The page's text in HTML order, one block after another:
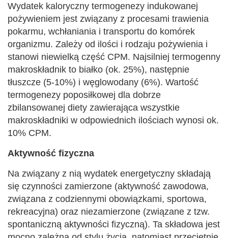
Wydatek kaloryczny termogenezy indukowanej
pożywieniem jest związany z procesami trawienia
pokarmu, wchłaniania i transportu do komórek
organizmu. Zależy od ilości i rodzaju pożywienia i
stanowi niewielką część CPM. Najsilniej termogenny
makroskładnik to białko (ok. 25%), następnie
tłuszcze (5-10%) i węglowodany (6%). Wartość
termogenezy poposiłkowej dla dobrze
zbilansowanej diety zawierająca wszystkie
makroskładniki w odpowiednich ilościach wynosi ok.
10% CPM.
Aktywność fizyczna
Na związany z nią wydatek energetyczny składają
się czynności zamierzone (aktywność zawodowa,
związana z codziennymi obowiązkami, sportowa,
rekreacyjna) oraz niezamierzone (związane z tzw.
spontaniczną aktywności fizyczną). Ta składowa jest